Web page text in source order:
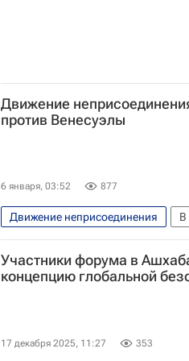
Движение
против Венесуэлы
6 января, 03:52 877
Движение неприсоединения В
Нью-Йорк (город)
ООН
Удары США по
Участники форума в
концепцию глобальной
17 декабря 2025, 11:27 353